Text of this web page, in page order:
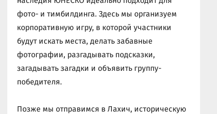
фото- и тимбилдинга. Здесь мы организуем
корпоративную игру, в которой участники
будут искать места, делать забавные
фотографии, разгадывать подсказки,
загадывать загадки и объявить группу-
победителя.
Позже мы отправимся в Лахич, историческую